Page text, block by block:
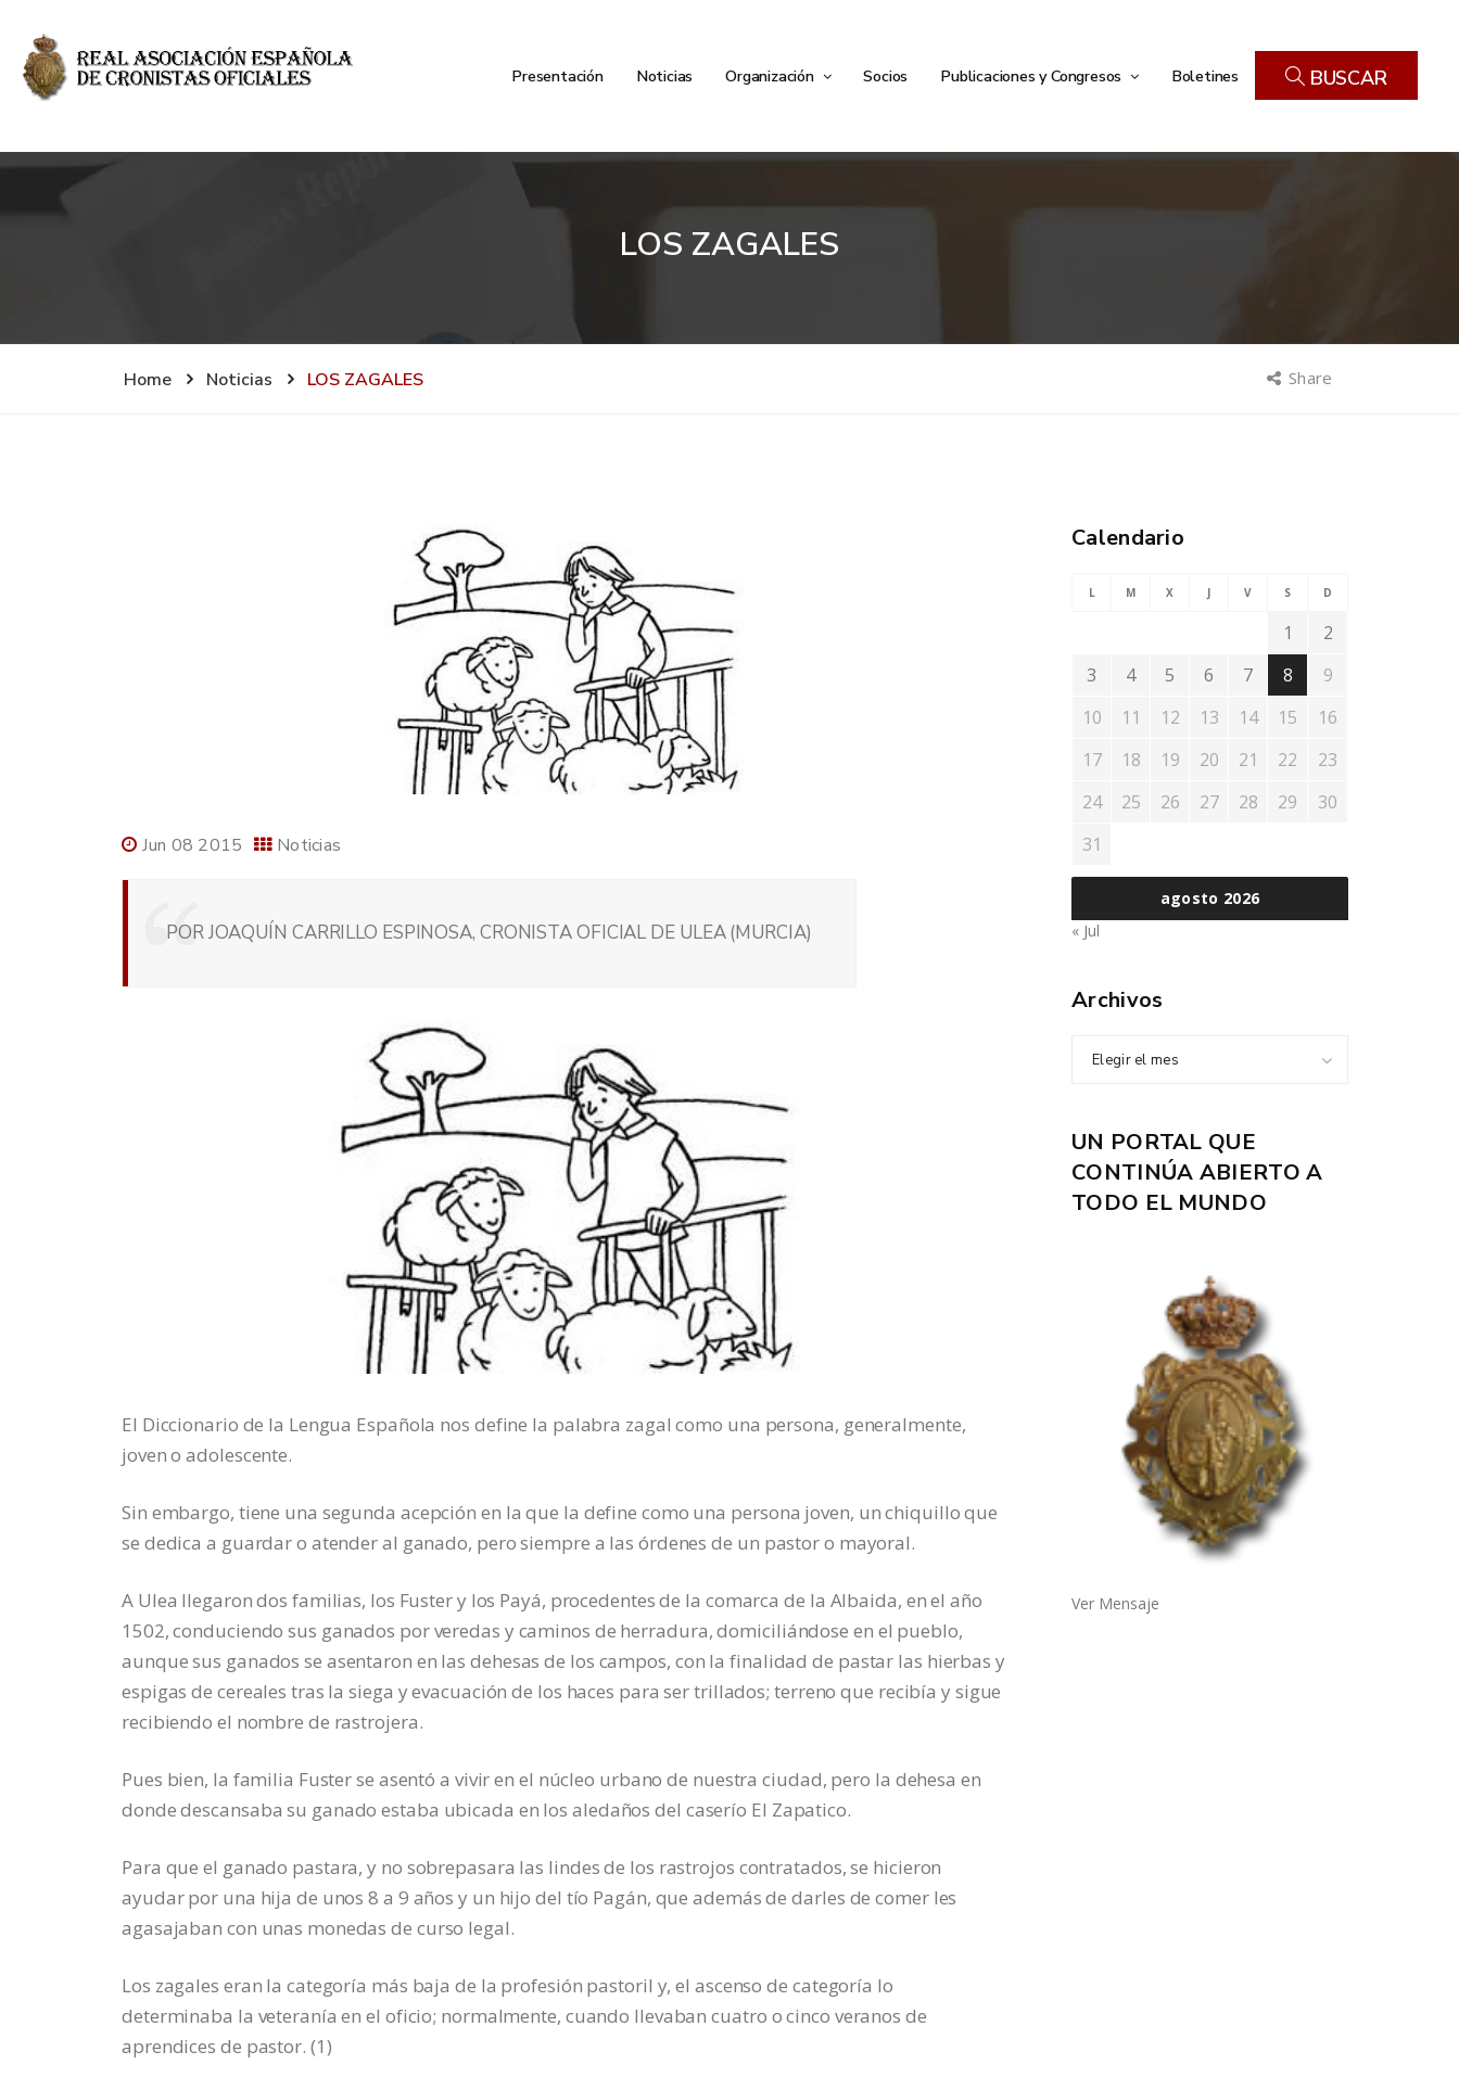
Presentación Noticias Organización Socios Publicaciones y Congresos Boletines BUSCAR
LOS ZAGALES
Home Noticias LOS ZAGALES Share
Jun 08 2015 Noticias
POR JOAQUÍN CARRILLO ESPINOSA, CRONISTA OFICIAL DE ULEA (MURCIA)
El Diccionario de la Lengua Española nos define la palabra zagal como una persona, generalmente,
joven o adolescente.
Sin embargo, tiene una segunda acepción en la que la define como una persona joven, un chiquillo que
se dedica a guardar o atender al ganado, pero siempre a las órdenes de un pastor o mayoral.
A Ulea llegaron dos familias, los Fuster y los Payá, procedentes de la comarca de la Albaida, en el año
1502, conduciendo sus ganados por veredas y caminos de herradura, domiciliándose en el pueblo,
aunque sus ganados se asentaron en las dehesas de los campos, con la finalidad de pastar las hierbas y
espigas de cereales tras la siega y evacuación de los haces para ser trillados; terreno que recibía y sigue
recibiendo el nombre de rastrojera.
Pues bien, la familia Fuster se asentó a vivir en el núcleo urbano de nuestra ciudad, pero la dehesa en
donde descansaba su ganado estaba ubicada en los aledaños del caserío El Zapatico.
Para que el ganado pastara, y no sobrepasara las lindes de los rastrojos contratados, se hicieron
ayudar por una hija de unos 8 a 9 años y un hijo del tío Pagán, que además de darles de comer les
agasajaban con unas monedas de curso legal.
Los zagales eran la categoría más baja de la profesión pastoril y, el ascenso de categoría lo
determinaba la veteranía en el oficio; normalmente, cuando llevaban cuatro o cinco veranos de
aprendices de pastor. (1)
Calendario
agosto 2026
L M X J V S D
1
2
3
4 5 6 7 8
9
10
11 12 13 14 15
16
17
18 19 20 21 22
23
24
25 26 27 28 29
30
31
« Jul
Archivos
Elegir el mes
UN PORTAL QUE
CONTINÚA ABIERTO A
TODO EL MUNDO
Ver Mensaje